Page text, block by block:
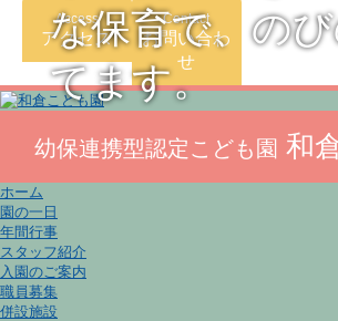
Access
アクセス
Contact
お問い合わ
せ
な保育で、の
てます。
幼保連携型認定こども園 和
ホーム
園の一日
年間行事
スタッフ紹介
入園のご案内
職員募集
併設施設